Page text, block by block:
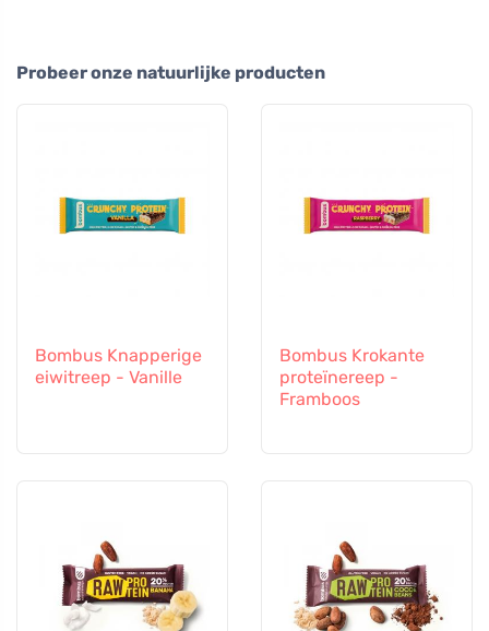
Probeer onze natuurlijke producten
Bombus Knapperige
eiwitreep - Vanille
Bombus Krokante
proteïnereep -
Framboos